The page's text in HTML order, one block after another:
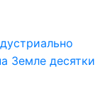
Земле десятки